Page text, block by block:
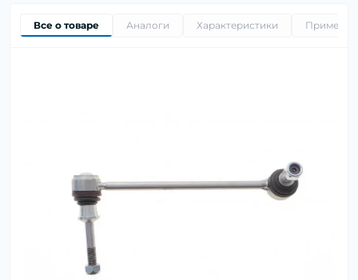
Все о товаре Аналоги Характеристики